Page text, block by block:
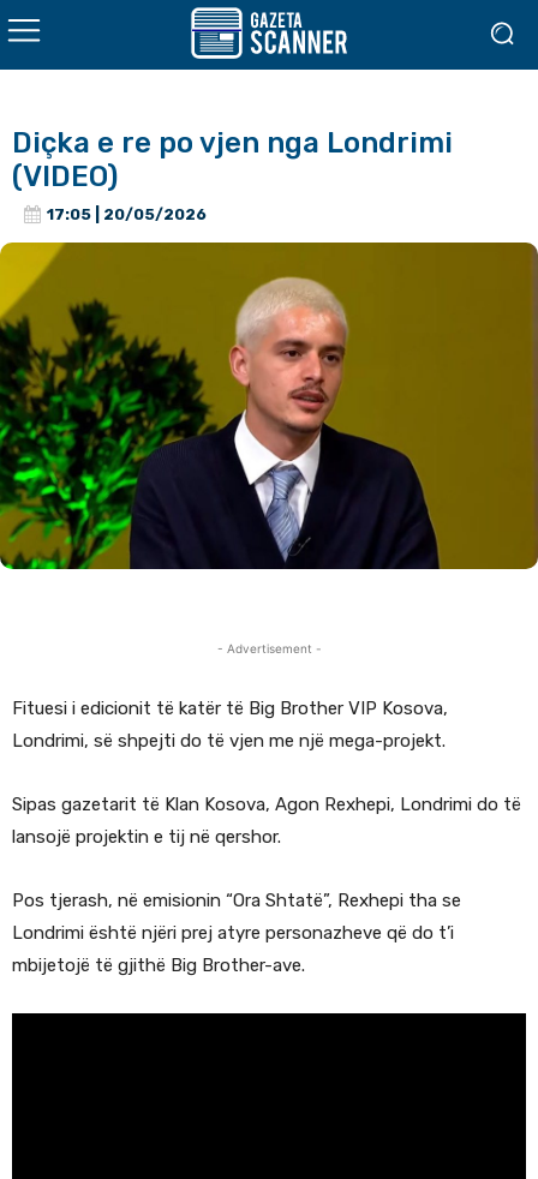
Diçka e re po vjen nga Londrimi
(VIDEO)
17:05 | 20/05/2026
- Advertisement -
Fituesi i edicionit të katër të Big Brother VIP Kosova,
Londrimi, së shpejti do të vjen me një mega-projekt.
Sipas gazetarit të Klan Kosova, Agon Rexhepi, Londrimi do të
lansojë projektin e tij në qershor.
Pos tjerash, në emisionin “Ora Shtatë”, Rexhepi tha se
Londrimi është njëri prej atyre personazheve që do t’i
mbijetojë të gjithë Big Brother-ave.